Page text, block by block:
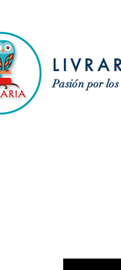
Pasión por